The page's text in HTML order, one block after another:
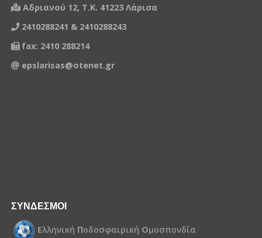
Αδριανού 12, Τ.Κ. 41223 Λάρισα
2410288241 & 2410288243
fax: 2410 288214
epslarisas@otenet.gr
ΣΥΝΔΕΣΜΟΙ
Ελληνική Ποδοσφαιρική Ομοσπονδία